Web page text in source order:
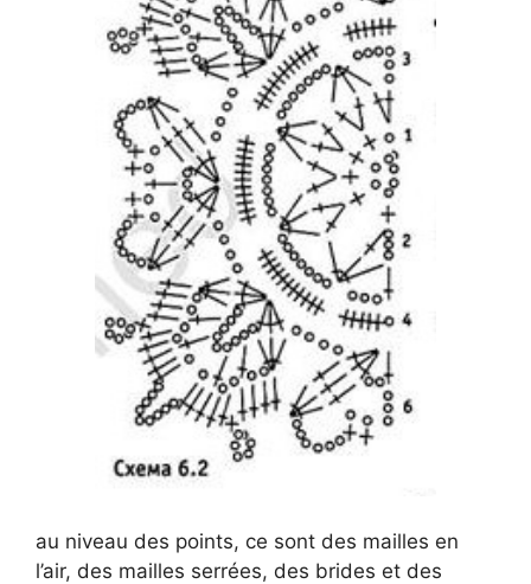
au niveau des points, ce sont des mailles en
l’air, des mailles serrées, des brides et des